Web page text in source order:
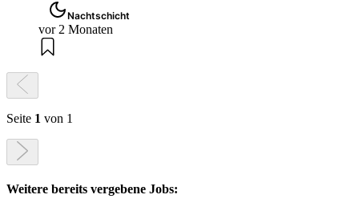
Nachtschicht
vor 2 Monaten
Seite 1 von 1
Weitere bereits vergebene Jobs: